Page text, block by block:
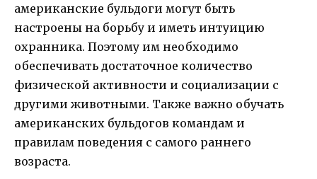
американские бульдоги могут быть
настроены на борьбу и иметь интуицию
охранника. Поэтому им необходимо
обеспечивать достаточное количество
физической активности и социализации с
другими животными. Также важно обучать
американских бульдогов командам и
правилам поведения с самого раннего
возраста.